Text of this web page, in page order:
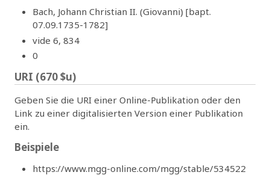
Bach, Johann Christian II. (Giovanni) [bapt.
07.09.1735-1782]
vide 6, 834
0
URI (670 $u)
Geben Sie die URI einer Online-Publikation oder den
Link zu einer digitalisierten Version einer Publikation
ein.
Beispiele
https://www.mgg-online.com/mgg/stable/534522